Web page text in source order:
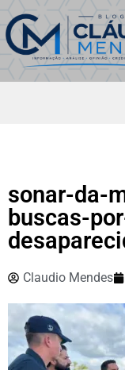
sonar-da-
buscas-
Claudio Mendes